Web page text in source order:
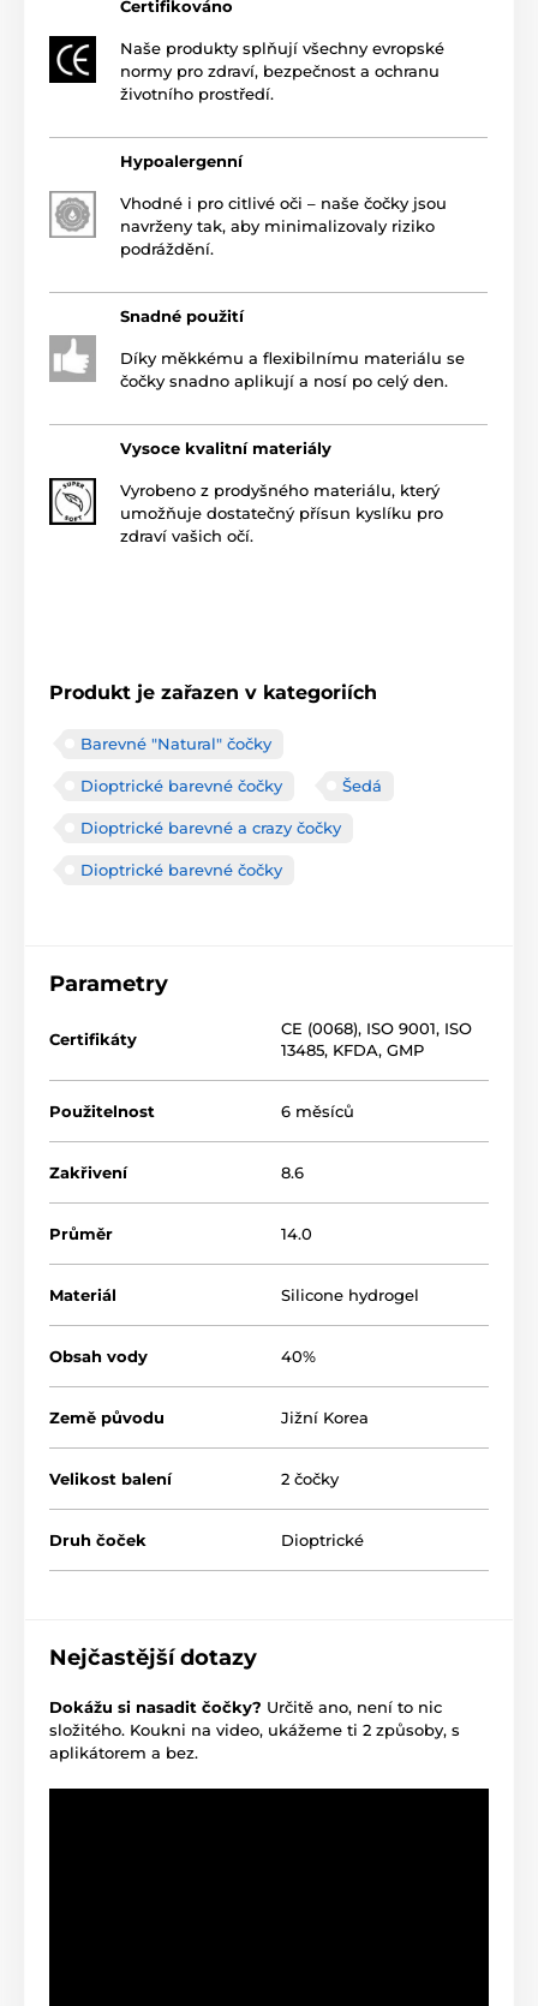
Certifikováno
Naše produkty splňují všechny evropské
normy pro zdraví, bezpečnost a ochranu
životního prostředí.
Hypoalergenní
Vhodné i pro citlivé oči – naše čočky jsou
navrženy tak, aby minimalizovaly riziko
podráždění.
Snadné použití
Díky měkkému a flexibilnímu materiálu se
čočky snadno aplikují a nosí po celý den.
Vysoce kvalitní materiály
Vyrobeno z prodyšného materiálu, který
umožňuje dostatečný přísun kyslíku pro
zdraví vašich očí.
Produkt je zařazen v kategoriích
Barevné "Natural" čočky
Dioptrické barevné čočky Šedá
Dioptrické barevné a crazy čočky
Dioptrické barevné čočky
Parametry
Certifikáty
CE (0068), ISO 9001, ISO
13485, KFDA, GMP
Použitelnost 6 měsíců
Zakřivení 8.6
Průměr 14.0
Materiál Silicone hydrogel
Obsah vody 40%
Země původu Jižní Korea
Velikost balení 2 čočky
Druh čoček Dioptrické
Nejčastější dotazy
Dokážu si nasadit čočky? Určitě ano, není to nic
složitého. Koukni na video, ukážeme ti 2 způsoby, s
aplikátorem a bez.